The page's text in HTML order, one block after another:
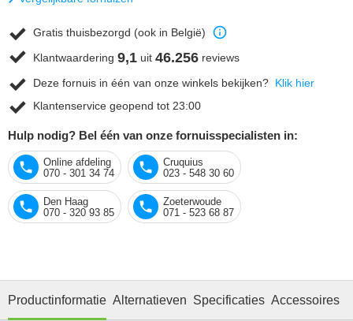
Gratis thuisbezorgd (ook in België)
Klantwaardering 9,1 uit 46.256 reviews
Deze fornuis in één van onze winkels bekijken? Klik hier
Klantenservice geopend tot 23:00
Hulp nodig? Bel één van onze fornuisspecialisten in:
Online afdeling
070 - 301 34 74
Cruquius
023 - 548 30 60
Den Haag
070 - 320 93 85
Zoeterwoude
071 - 523 68 87
Productinformatie Alternatieven Specificaties Accessoires